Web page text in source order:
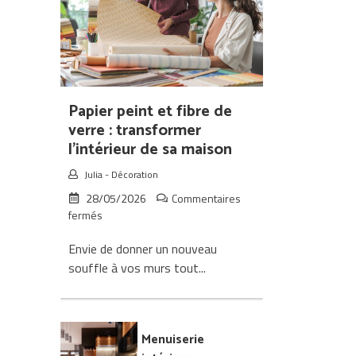
Papier peint et fibre de
verre : transformer
l’intérieur de sa maison
Julia- Décoration
28/05/2026
Commentaires
fermés
peint
et
de
:
transformer
Envie de donner un nouveau
souffle à vos murs tout...
Menuiserie